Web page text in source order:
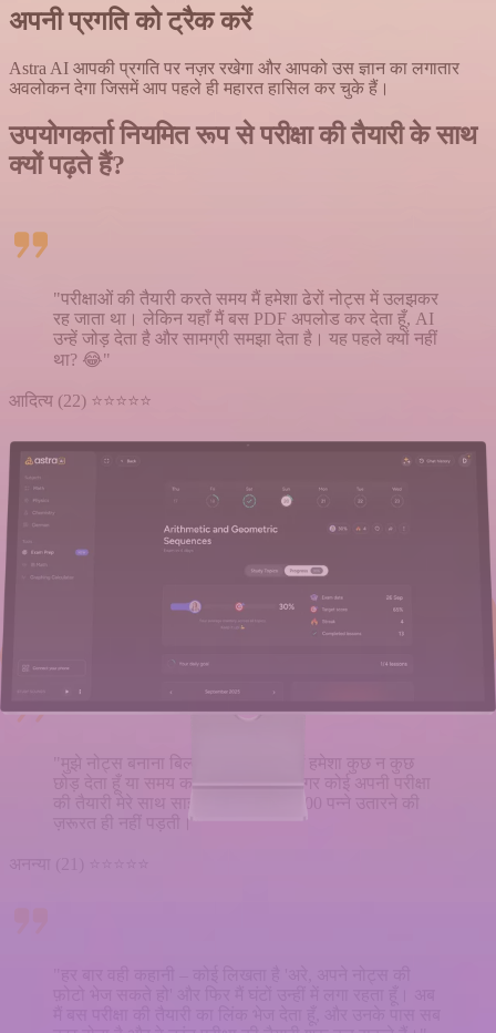
अपनी प्रगति को ट्रैक करें
Astra AI आपकी प्रगति पर नज़र रखेगा और आपको उस ज्ञान का लगातार
अवलोकन देगा जिसमें आप पहले ही महारत हासिल कर चुके हैं।
उपयोगकर्ता नियमित रूप सेपरीक्षा कीतैयारी के साथ
क्यों पढ़ते हैं?
"परीक्षाओं की तैयारी करते समय मैं हमेशा ढेरों नोट्स में उलझकर
रह जाता था। लेकिन यहाँ मैं बस PDF अपलोड कर देता हूँ, AI
उन्हें जोड़ देता है और सामग्री समझा देता है। यह पहले क्यों नहीं
था? 😂"
आदित्य (22) ⭐⭐⭐⭐⭐
"मैं सोचता था कि AI कभी असली नोट्स की जगह नहीं ले
सकता, लेकिन परीक्षा की तैयारी ने मुझे गलत साबित कर दिया।
सबसे अच्छी बात? जब मुझे विस्तृत व्याख्याओं की ज़रूरत होती,
तो AI हर चीज़ को बखूबी आसान बना देता और सामग्री को
आपस में जोड़ देता। ऐसा लगता था जैसे मैं अपने ही नोट्स से
बात कर रहा हूँ। मुझे नहीं पता कि मैं पहले कैसे पढ़ता था।"
"मुझे नोट्स बनाना बिल्कुल पसंद नहीं – मैं हमेशा कुछ न कुछ
छोड़ देता हूँ या समय कम पड़ जाता है। अगर कोई अपनी परीक्षा
की तैयारी मेरे साथ साझा कर दे, तो मुझे 100 पन्ने उतारने की